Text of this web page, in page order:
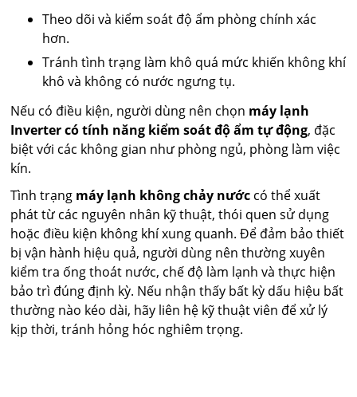
Theo dõi và kiểm soát độ ẩm phòng chính xác
hơn.
Tránh tình trạng làm khô quá mức khiến không khí
khô và không có nước ngưng tụ.
Nếu có điều kiện, người dùng nên chọn máy lạnh
Inverter có tính năng kiểm soát độ ẩm tự động, đặc
biệt với các không gian như phòng ngủ, phòng làm việc
kín.
Tình trạng máy lạnh không chảy nước có thể xuất
phát từ các nguyên nhân kỹ thuật, thói quen sử dụng
hoặc điều kiện không khí xung quanh. Để đảm bảo thiết
bị vận hành hiệu quả, người dùng nên thường xuyên
kiểm tra ống thoát nước, chế độ làm lạnh và thực hiện
bảo trì đúng định kỳ. Nếu nhận thấy bất kỳ dấu hiệu bất
thường nào kéo dài, hãy liên hệ kỹ thuật viên để xử lý
kịp thời, tránh hỏng hóc nghiêm trọng.